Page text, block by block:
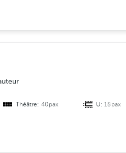
Théâtre: 40pax U:18pax